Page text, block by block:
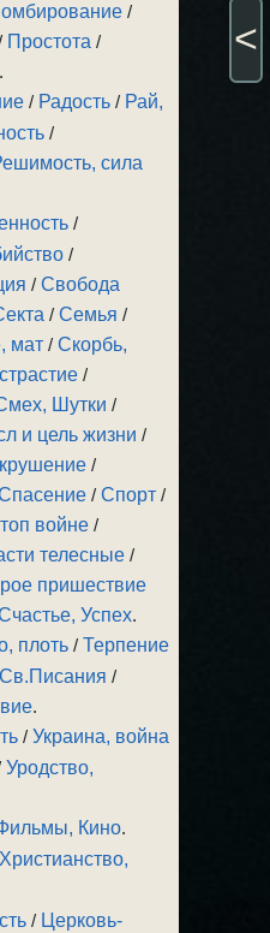
/
Простота /
.
/ Радость / Рай,
/
сила
/
/
/Свобода
/Семья /
мат /Скорбь,
/
Шутки /
и цель жизни /
/
/Спорт /
войне /
телесные /
пришествие
Успех.
плоть /Терпение
/
.
/Украина, война
Уродство,
Кино.
Христианство,
/ Церковь-
<